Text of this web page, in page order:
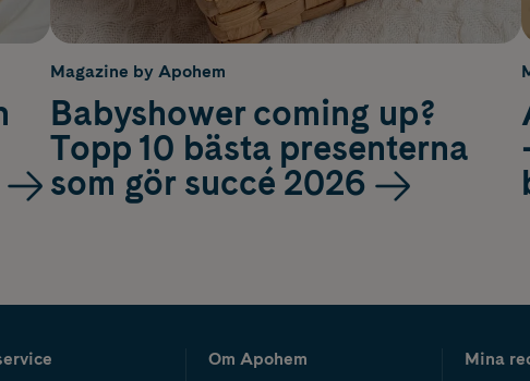
Magazine by Apohem
Babyshower coming up?
Topp 10 bästa presenterna
som gör succé 2026
Om Apohem Mina